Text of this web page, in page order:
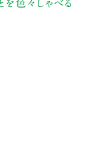
を色々しゃべる